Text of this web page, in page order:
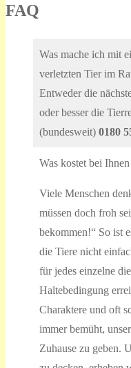
FAQ
Was mache ich mit
verletzten Tier im
Entweder die
oder besser die
(bundesweit) 0180
Was kostet bei
Viele Menschen
müssen doch froh
bekommen!“ So ist
die Tiere nicht
für jedes einzelne
Haltebedingung
Charaktere und oft
immer bemüht,
Zuhause zu geben.